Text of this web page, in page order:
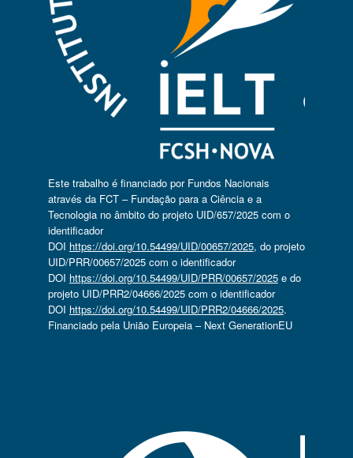
Este trabalho é financiado por Fundos Nacionais
através da FCT – Fundação para a Ciência e a
Tecnologia no âmbito do projeto UID/657/2025 com o
identificador
DOI https://doi.org/10.54499/UID/00657/2025, do projeto
UID/PRR/00657/2025 com o identificador
DOI https://doi.org/10.54499/UID/PRR/00657/2025e do
projeto UID/PRR2/04666/2025 com o identificador
DOI https://doi.org/10.54499/UID/PRR2/04666/2025.
Financiado pela União Europeia – Next GenerationEU